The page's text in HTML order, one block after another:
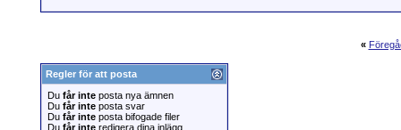
«
Regler för att posta
Du får inte posta nya ämnen
Du får inte posta svar
Du får inte posta bifogade filer
Du får inte redigera dina inlägg